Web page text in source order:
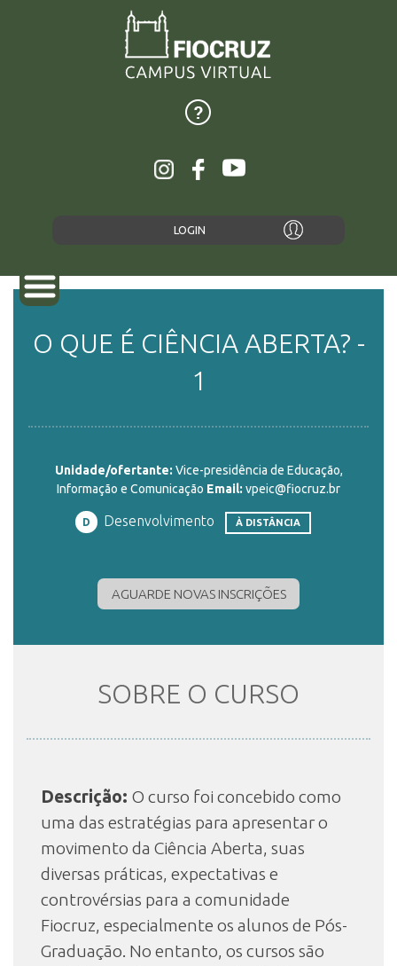
LOGIN
CURSOS
PLATAFORMAS
DOCUMENTOS
INSCRIÇÃO E SELEÇÃO
CONTATO
O QUE É CIÊNCIA ABERTA? -
1
Unidade/ofertante: Vice-presidência de Educação,
Informação e Comunicação Email: vpeic@fiocruz.br
D Desenvolvimento À DISTÂNCIA
AGUARDE NOVAS INSCRIÇÕES
SOBRE O CURSO
Descrição: O curso foi concebido como
uma das estratégias para apresentar o
movimento da Ciência Aberta, suas
diversas práticas, expectativas e
controvérsias para a comunidade
Fiocruz, especialmente os alunos de Pós-
Graduação. No entanto, os cursos são